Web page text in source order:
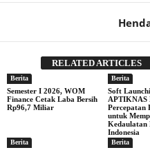
RELATED ARTICLES
Berita
Semester I 2026, WOM
Finance Cetak Laba Bersih
Rp96,7 Miliar
Berita
Soft
APTIKNAS
Percepatan
untuk
Kedaulatan
Indonesia
Berita Berita